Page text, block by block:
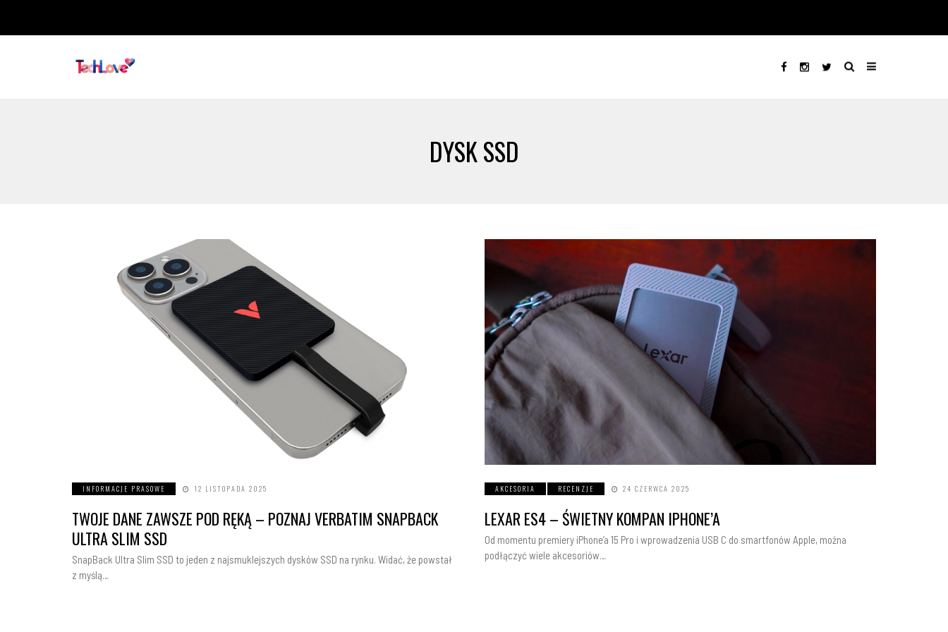
DYSK SSD
INFORMACJE PRASOWE 12 LISTOPADA 2025
TWOJE DANE ZAWSZE POD RĘKĄ – POZNAJ VERBATIM SNAPBACK
ULTRA SLIM SSD
SnapBack Ultra Slim SSD to jeden z najsmuklejszych dysków SSD na rynku. Widać, że powstał
z myślą…
AKCESORIA RECENZJE 24 CZERWCA 2025
LEXAR ES4 – ŚWIETNY KOMPAN IPHONE’A
Od momentu premiery iPhone’a 15 Pro i wprowadzenia USB C do smartfonów Apple, można
podłączyć wiele akcesoriów…